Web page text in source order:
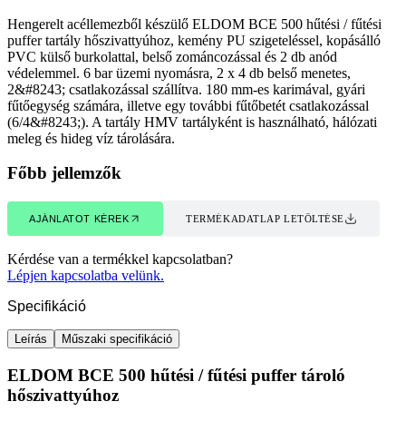
Hengerelt acéllemezből készülő ELDOM BCE 500 hűtési / fűtési
puffer tartály hőszivattyúhoz, kemény PU szigeteléssel, kopásálló
PVC külső burkolattal, belső zománcozással és 2 db anód
védelemmel. 6 bar üzemi nyomásra, 2 x 4 db belső menetes,
2&#8243; csatlakozással szállítva. 180 mm-es karimával, gyári
fűtőegység számára, illetve egy további fűtőbetét csatlakozással
(6/4&#8243;). A tartály HMV tartályként is használható, hálózati
meleg és hideg víz tárolására.
Főbb jellemzők
AJÁNLATOT KÉREK TERMÉKADATLAP LETÖLTÉSE
Kérdése van a termékkel kapcsolatban?
Lépjen kapcsolatba velünk.
Specifikáció
Leírás Műszaki specifikáció
ELDOM BCE 500 hűtési / fűtési puffer tároló
hőszivattyúhoz